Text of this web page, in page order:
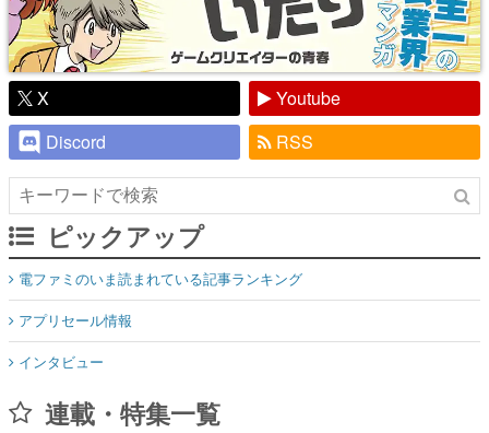
X
Youtube
Discord
RSS
ピックアップ
電ファミのいま読まれている記事ランキング
アプリセール情報
インタビュー
連載・特集一覧